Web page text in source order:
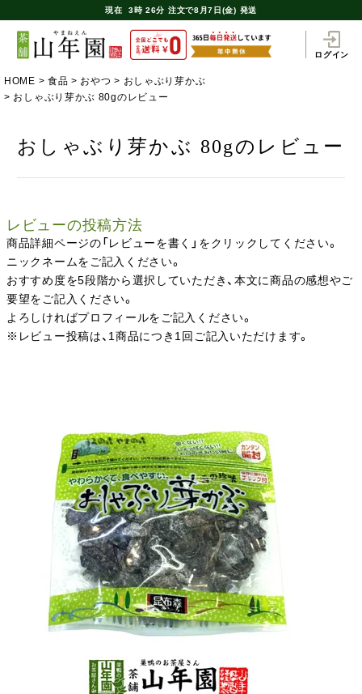
現在 3時 26分 注文で8月7日(金) 発送
ログイン
HOME 食品 おやつ
おしゃぶり芽かぶ
おしゃぶり芽かぶ 80gのレビュー
おしゃぶり芽かぶ 80gのレビュー
レビューの投稿方法
商品詳細ページの「レビューを書く」をクリックしてください。
ニックネームをご記入ください。
おすすめ度を5段階から選択していただき、本文に商品の感想やご
要望をご記入ください。
よろしければプロフィールをご記入ください。
※レビュー投稿は、1商品につき1回ご記入いただけます。